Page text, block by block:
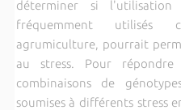
déterminer si l'utilisation
fréquemment utilisés
agrumiculture, pourrait
au stress. Pour
combinaisons de
soumises à différents stress